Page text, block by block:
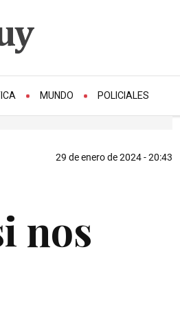
MUNDO
POLICIALES
29 de enero de 2024 - 20:43
nos